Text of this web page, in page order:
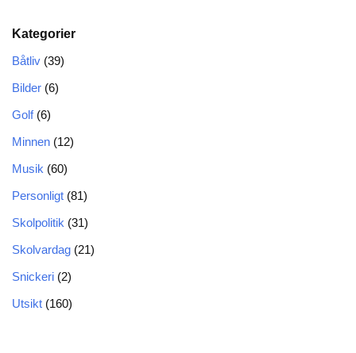
Kategorier
Båtliv (39)
Bilder (6)
Golf(6)
Minnen (12)
Musik (60)
Personligt (81)
Skolpolitik (31)
Skolvardag (21)
Snickeri (2)
Utsikt (160)